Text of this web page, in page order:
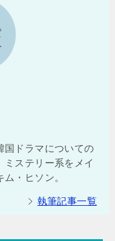
国ドラマについての
ミステリー系をメイ
・ヒソン。
執筆記事一覧